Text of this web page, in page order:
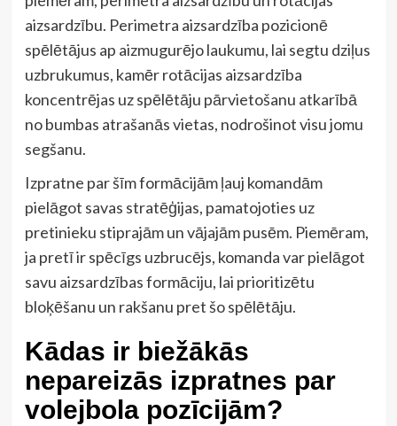
aizsardzību. Perimetra aizsardzība pozicionē
spēlētājus ap aizmugurējo laukumu, lai segtu dziļus
uzbrukumus, kamēr rotācijas aizsardzība
koncentrējas uz spēlētāju pārvietošanu atkarībā
no bumbas atrašanās vietas, nodrošinot visu jomu
segšanu.
Izpratne par šīm formācijām ļauj komandām
pielāgot savas stratēģijas, pamatojoties uz
pretinieku stiprajām un vājajām pusēm. Piemēram,
ja pretī ir spēcīgs uzbrucējs, komanda var pielāgot
savu aizsardzības formāciju, lai prioritizētu
bloķēšanu un rakšanu pret šo spēlētāju.
Kādas ir biežākās
nepareizās izpratnes par
volejbola pozīcijām?